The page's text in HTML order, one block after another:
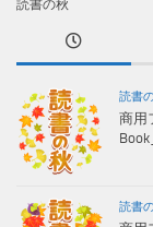
読書の秋
読書
商用
読書